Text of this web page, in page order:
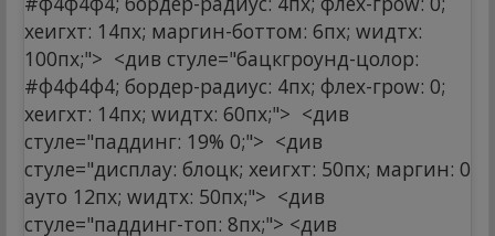
хеигхт: 14пx; маргин-боттом: 6пx; wидтх:
100пx;"> <див стyле="бацкгроунд-цолор:
#ф4ф4ф4; бордер-радиус: 4пx; флеx-гроw: 0;
хеигхт: 14пx; wидтх: 60пx;"> <див
стyле="паддинг: 19% 0;"> <див
стyле="дисплаy: блоцк; хеигхт: 50пx; маргин: 0
ауто 12пx; wидтх: 50пx;"> <див
стyле="паддинг-топ: 8пx;"> <див